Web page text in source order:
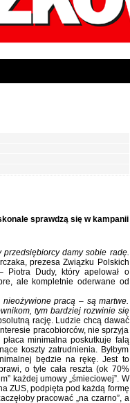
sprawdzą się w kampanii
przedsiębiorcy damy sobie radę.
prezesa Związku Polskich
Piotra Dudy, który apelował o
ale kompletnie oderwane od
pracą – są martwe.
tym bardziej rozwinie się
rację. Ludzie chcą dawać
pracobiorców, nie sprzyja
minimalna poskutkuje falą
koszty zatrudnienia. Byłbym
będzie na rękę. Jest to
o tyle cała reszta (ok 70%
każdej umowy „śmieciowej”. W
ZUS, podpięta pod każdą formę
pracować „na czarno”, a